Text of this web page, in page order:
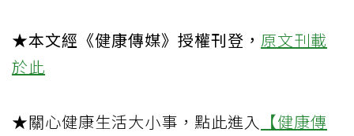
★本文經《健康傳媒》授權刊登， 原文刊載
於此
★關心健康生活大小事，點此進入 【健康傳